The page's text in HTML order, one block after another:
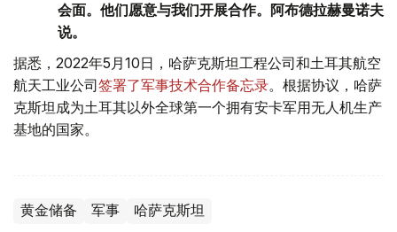
会面。他们愿意与我们开展合作。阿布德拉赫曼诺夫
说。
据悉，2022年5月10日，哈萨克斯坦工程公司和土耳其航空
航天工业公司签署了军事技术合作备忘录。根据协议，哈萨
克斯坦成为土耳其以外全球第一个拥有安卡军用无人机生产
基地的国家。
黄金储备 军事 哈萨克斯坦